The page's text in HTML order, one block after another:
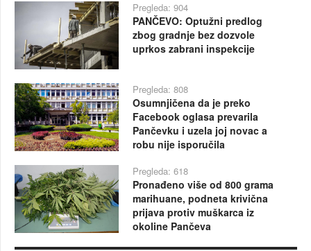
Pregleda: 904
PANČEVO: Optužni predlog
zbog gradnje bez dozvole
uprkos zabrani inspekcije
Pregleda: 808
Osumnjičena da je preko
Facebook oglasa prevarila
Pančevku i uzela joj novac a
robu nije isporučila
Pregleda: 618
Pronađeno više od 800 grama
marihuane, podneta krivična
prijava protiv muškarca iz
okoline Pančeva